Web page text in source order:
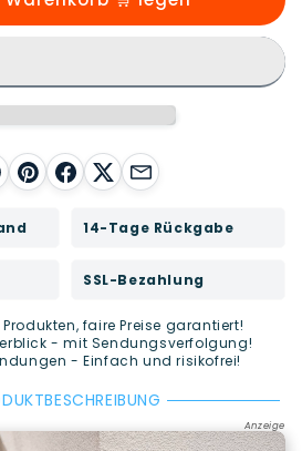
Pinterest
Facebook
X E-Mail
14-Tage Rückgabe
SSL-Bezahlung
faire Preise garantiert!
- mit Sendungsverfolgung!
- Einfach und risikofrei!
Anzeige